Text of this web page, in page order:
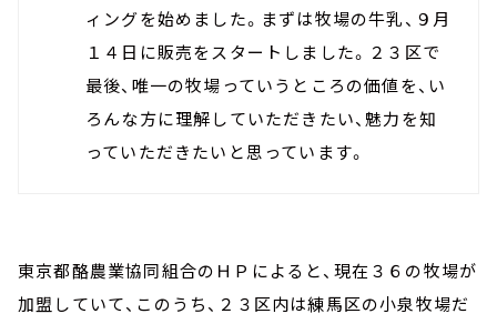
ィングを始めました。まずは牧場の牛乳、９月
１４日に販売をスタートしました。２３区で
最後、唯一の牧場っていうところの価値を、い
ろんな方に理解していただきたい、魅力を知
っていただきたいと思っています。
東京都酪農業協同組合のＨＰによると、現在３６の牧場が
加盟していて、このうち、２３区内は練馬区の小泉牧場だ